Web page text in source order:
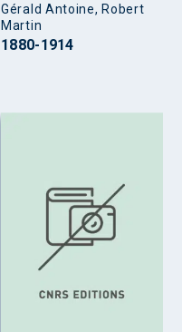
Gérald Antoine, Robert
Martin
1880-1914